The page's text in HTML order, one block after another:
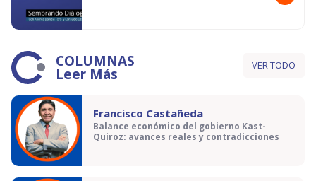
COLUMNAS
Leer Más VER TODO
Francisco Castañeda
Balance económico del gobierno Kast-
Quiroz: avances reales y contradicciones